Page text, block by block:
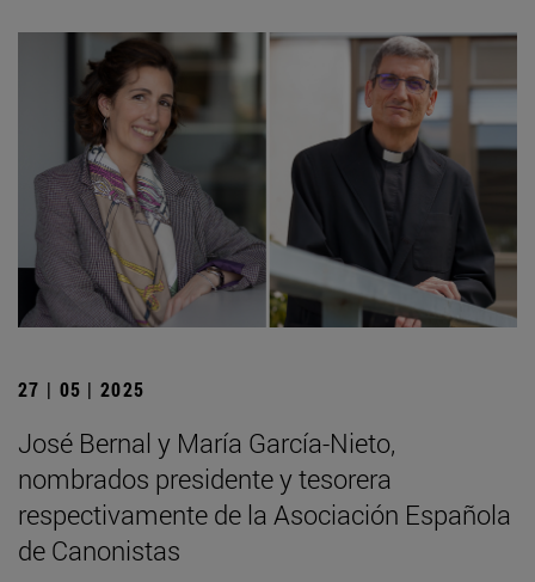
27 | 05 | 2025
José Bernal y María García-Nieto,
nombrados presidente y tesorera
respectivamente de la Asociación Española
de Canonistas